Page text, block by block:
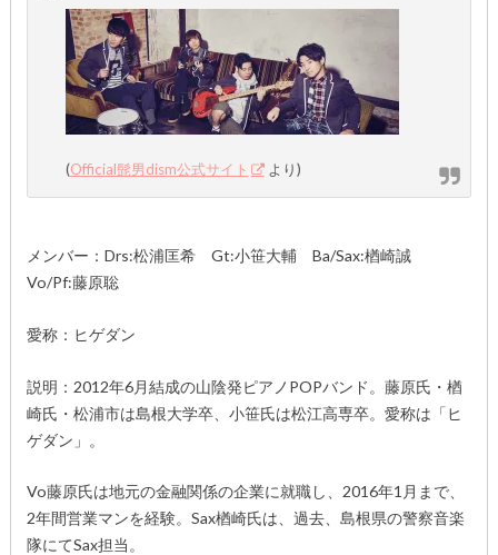
(Official髭男dism公式サイト より)
メンバー：Drs:松浦匡希 Gt:小笹大輔 Ba/Sax:楢崎誠
Vo/Pf:藤原聡
愛称：ヒゲダン
説明：2012年6月結成の山陰発ピアノPOPバンド。藤原氏・楢
崎氏・松浦市は島根大学卒、小笹氏は松江高専卒。愛称は「ヒ
ゲダン」。
Vo藤原氏は地元の金融関係の企業に就職し、2016年1月まで、
2年間営業マンを経験。Sax楢崎氏は、過去、島根県の警察音楽
隊にてSax担当。